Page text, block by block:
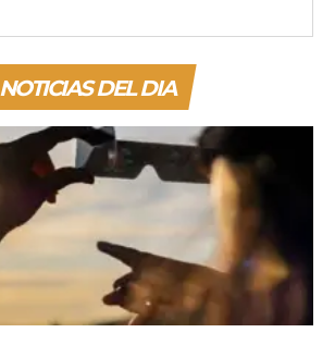
NOTICIAS DEL DIA